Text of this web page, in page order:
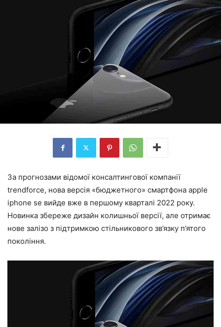
За прогнозами відомої консалтингової компанії
trendforce, нова версія «бюджетного» смартфона apple
iphone se вийде вже в першому кварталі 2022 року.
Новинка збереже дизайн колишньої версії, але отримає
нове залізо з підтримкою стільникового зв’язку п’ятого
покоління.